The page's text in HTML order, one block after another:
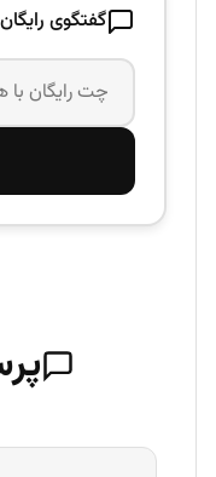
گفتگوی